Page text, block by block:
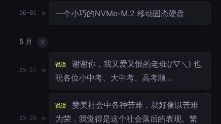
06-01 一个小巧的NVMe-M.2 移动固态硬盘
5 月 9
05-27
说说
谢谢你，我又爱又恨的老班(/▽＼) 也
祝各位小中考、大中考、高考顺…
05-25
说说
赞美社会中各种苦难，就好像以苦难
为荣，我觉得是这个社会落后的表现。繁